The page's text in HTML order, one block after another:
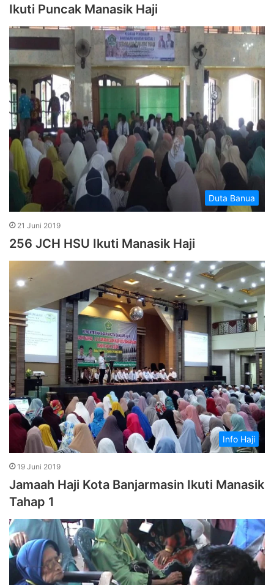
Ikuti Puncak Manasik Haji
Duta Banua
21 Juni 2019
256 JCH HSU Ikuti Manasik Haji
Info Haji
19 Juni 2019
Jamaah Haji Kota Banjarmasin Ikuti Manasik
Tahap 1